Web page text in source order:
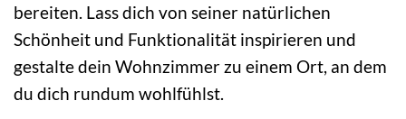
bereiten. Lass dich von seiner natürlichen
Schönheit und Funktionalität inspirieren und
gestalte dein Wohnzimmer zu einem Ort, an dem
du dich rundum wohlfühlst.